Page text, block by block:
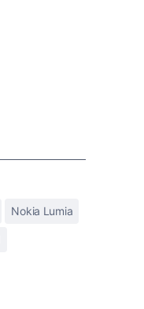
Nokia Lumia